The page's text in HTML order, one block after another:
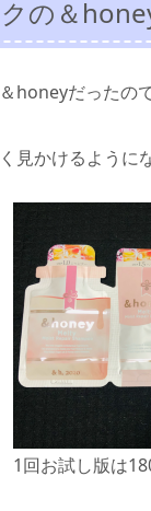
の＆
honeyだったの
見かけるように
1回お試し版は